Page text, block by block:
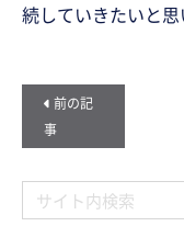
続していきたいと思
前の記
事